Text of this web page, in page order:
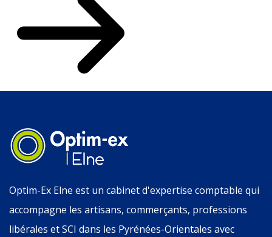
Optim-Ex Elne est un cabinet d'expertise comptable qui
accompagne les artisans, commerçants, professions
libérales et SCI dans les Pyrénées-Orientales avec